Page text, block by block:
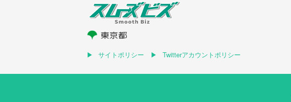
サイトポリシー Twitterアカウントポリシー